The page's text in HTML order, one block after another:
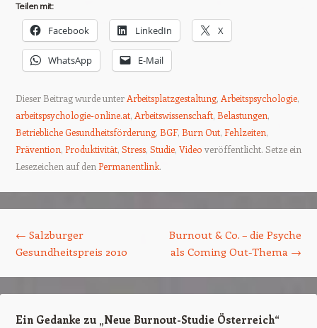
Teilen mit:
Facebook LinkedIn X
WhatsApp E-Mail
Dieser Beitrag wurde unter Arbeitsplatzgestaltung, Arbeitspsychologie,
arbeitspsychologie-online.at, Arbeitswissenschaft, Belastungen,
Betriebliche Gesundheitsförderung, BGF, Burn Out, Fehlzeiten,
Prävention, Produktivität, Stress, Studie, Video veröffentlicht. Setze ein
Lesezeichen auf den Permanentlink.
← Salzburger
Gesundheitspreis 2010
Burnout & Co. – die Psyche
als Coming Out-Thema →
Ein Gedanke zu „Neue Burnout-Studie Österreich“